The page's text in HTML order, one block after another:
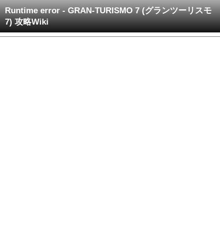
Runtime error - GRAN-TURISMO 7 (グランツーリスモ
7) 攻略Wiki